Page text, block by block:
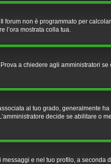
non è programmato per
l’ora mostrata colla tua.
a chiedere agli amministratori
al tuo grado, generalmente
decide se abilitare o
e nel tuo profilo, a